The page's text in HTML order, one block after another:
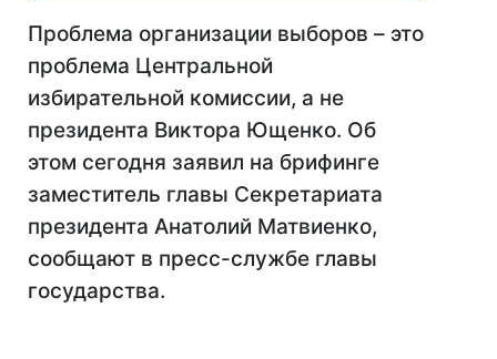
Проблема организации выборов – это
проблема Центральной
избирательной комиссии, а не
президента Виктора Ющенко. Об
этом сегодня заявил на брифинге
заместитель главы Секретариата
президента Анатолий Матвиенко,
сообщают в пресс-службе главы
государства.